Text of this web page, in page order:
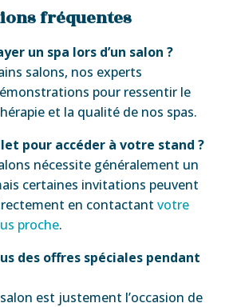
fréquentes
un spa lors d’un salon ?
salons, nos experts
pour ressentir le
et la qualité de nos spas.
pour accéder à votre stand ?
nécessite généralement un
certaines invitations peuvent
en contactantvotre
proche.
des offres spéciales pendant
est justement l’occasion de